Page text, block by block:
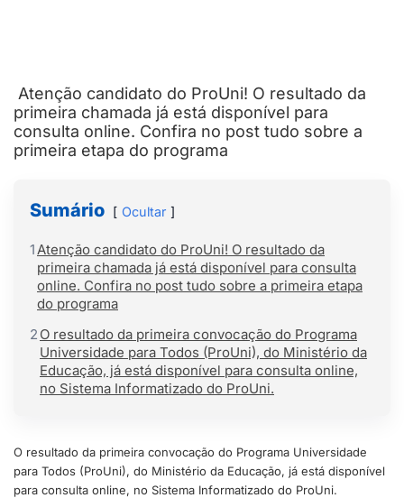
Atenção candidato do ProUni! O resultado da
primeira chamada já está disponível para
consulta online. Confira no post tudo sobre a
primeira etapa do programa
Sumário Ocultar
1Atenção candidato do ProUni! O resultado da
primeira chamada já está disponível para consulta
online. Confira no post tudo sobre a primeira etapa
do programa
2 O resultado da primeira convocação do Programa
Universidade para Todos (ProUni), do Ministério da
Educação, já está disponível para consulta online,
no Sistema Informatizado do ProUni.
O resultado da primeira convocação do Programa Universidade
para Todos (ProUni), do Ministério da Educação, já está disponível
para consulta online, no Sistema Informatizado do ProUni.